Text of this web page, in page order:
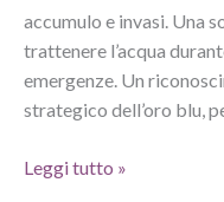
accumulo e invasi. Una
trattenere l’acqua
emergenze. Un
strategico dell’oro blu,
Ue
Leggi tutto »